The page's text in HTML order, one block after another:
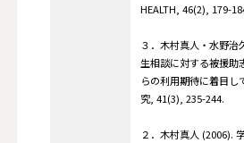
HEALTH, 46(2), 179-
３．木村真人・水野治
生相談に対する被援
らの利用期待に着目
究, 41(3), 235-244.
２．木村真人 (2006).